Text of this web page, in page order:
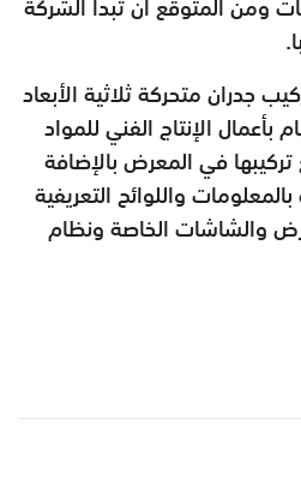
جدران متحركة ثلاثية الأبعاد
بأعمال الإنتاج الفني للمواد
في المعرض بالإضافة
واللوائح التعريفية
والشاشات الخاصة ونظام